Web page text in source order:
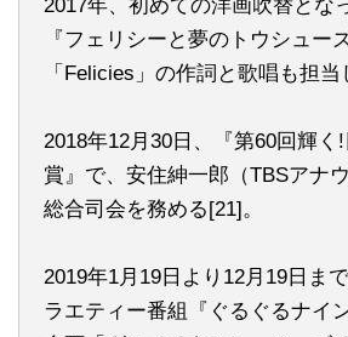
2017年、初めての洋画吹替とな
『フェリシーと夢のトウシュー
「Felicies」の作詞と歌唱も担当
2018年12月30日、『第60回輝く
賞』で、安住紳一郎（TBSアナ
総合司会を務める[21]。
2019年1月19日より12月19日ま
ラエティー番組『ぐるぐるナイ